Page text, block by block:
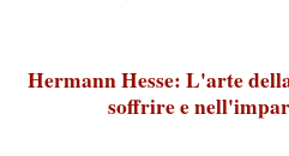
Hermann Hesse: L'arte
soffrire e